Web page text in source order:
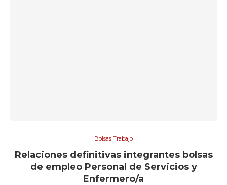
Bolsas Trabajo
Relaciones definitivas integrantes bolsas
de empleo Personal de Servicios y
Enfermero/a